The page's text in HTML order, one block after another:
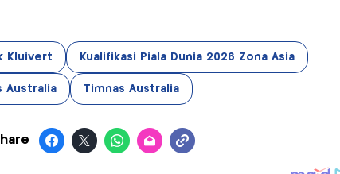
Kluivert Kualifikasi Piala Dunia 2026 Zona Asia
Australia Timnas Australia